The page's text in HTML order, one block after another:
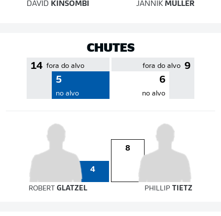
DAVID KINSOMBI JANNIKMÜLLER
CHUTES
14 fora do alvo
5
no alvo
9
fora do alvo
6
no alvo
4
8
ROBERT GLATZEL PHILLIP TIETZ